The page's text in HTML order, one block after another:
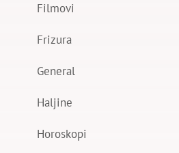
Filmovi
Frizura
General
Haljine
Horoskopi